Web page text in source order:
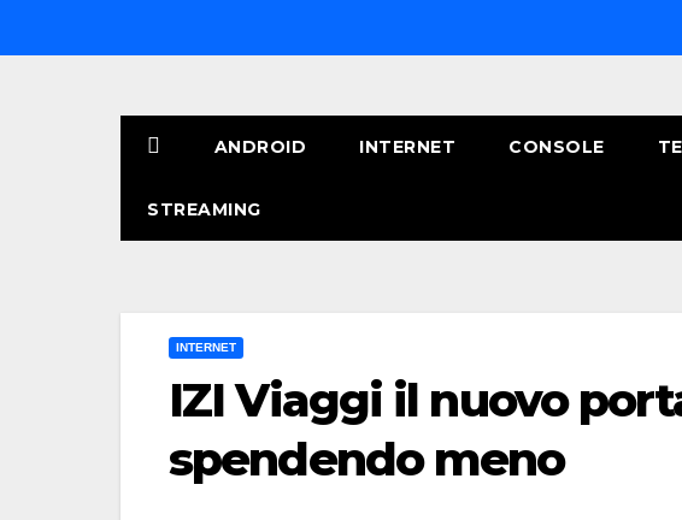
al
ANDROID INTERNET CONSOLE
STREAMING
INTERNET
IZI Viaggi il nuovo
spendendo meno